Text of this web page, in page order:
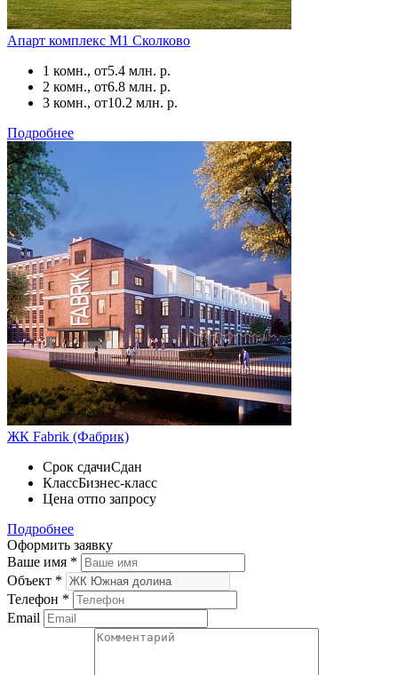
Апарт комплекс М1 Сколково
1 комн., от5.4 млн. р.
2 комн., от6.8 млн. р.
3 комн., от10.2 млн. р.
Подробнее
ЖК Fabrik (Фабрик)
Срок сдачиСдан
КлассБизнес-класс
Цена отпо запросу
Подробнее
Оформить заявку
Ваше имя *
Объект *
Телефон *
Email